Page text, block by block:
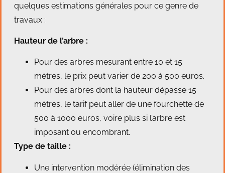
quelques estimations générales pour ce genre de
travaux :
Hauteur de l’arbre :
Pour des arbres mesurant entre 10 et 15
mètres, le prix peut varier de 200 à 500 euros.
Pour des arbres dont la hauteur dépasse 15
mètres, le tarif peut aller de une fourchette de
500 à 1000 euros, voire plus si l’arbre est
imposant ou encombrant.
Type de taille :
Une intervention modérée (élimination des